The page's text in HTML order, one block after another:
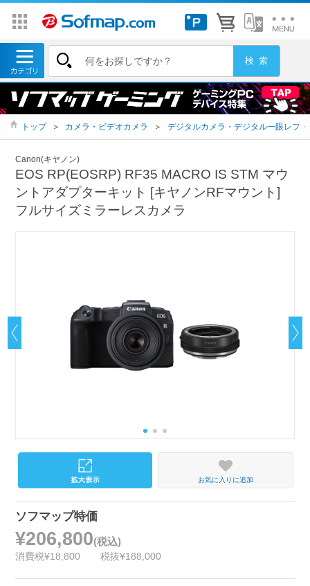
トップ ＞ カメラ・ビデオカメラ ＞ デジタルカメラ・デジタル一眼レフ
Canon(キヤノン)
EOS RP(EOSRP) RF35 MACRO IS STM マウ
ントアダプターキット [キヤノンRFマウント]
フルサイズミラーレスカメラ
お気に入りに追加
ソフマップ特価
¥206,800(税込)
消費税¥18,800 税抜¥188,000